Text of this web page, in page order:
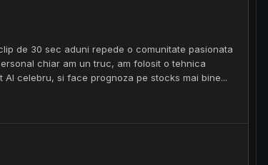
de 30 sec aduni repede o comunitate pasionata
chiar am un truc, am folosit o tehnica
celebru, si face prognoza pe stocks mai bine...